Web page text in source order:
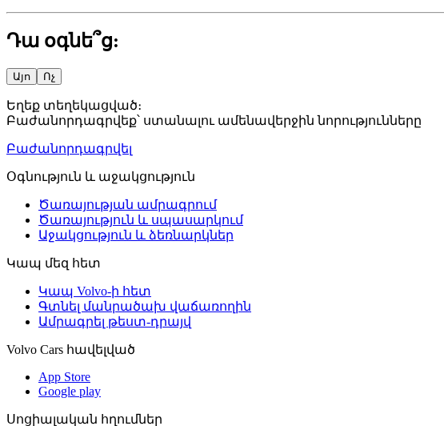
Դա օգնե՞ց:
Այո Ոչ